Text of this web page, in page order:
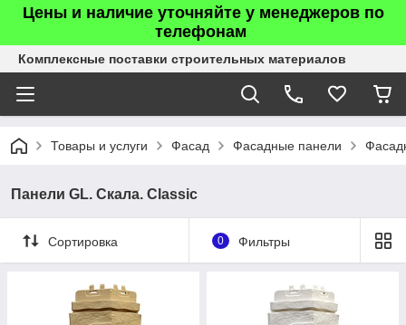
Цены и наличие уточняйте у менеджеров по
телефонам
Комплексные поставки строительных материалов
Товары и услуги Фасад Фасадные панели
Панели GL. Скала. Classic
Сортировка 0 Фильтры